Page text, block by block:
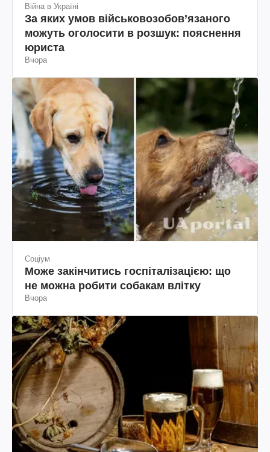
Війна в Україні
За яких умов військовозобов’язаного
можуть оголосити в розшук: пояснення
юриста
Вчора
Соціум
Може закінчитись госпіталізацією: що
не можна робити собакам влітку
Вчора